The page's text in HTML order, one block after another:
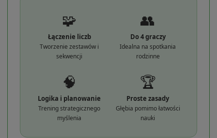
🧩
Łączenie liczb
Tworzenie zestawów i
sekwencji
👥
Do 4 graczy
Idealna na spotkania
rodzinne
🧠
Logika i planowanie
Trening strategicznego
myślenia
🏆
Proste zasady
Głębia pomimo łatwości
nauki